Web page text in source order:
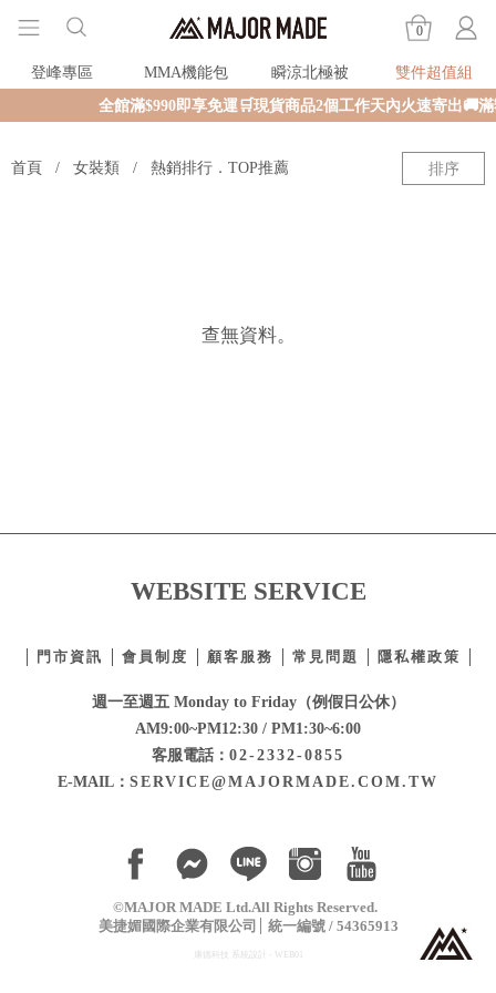
0
登峰專區 MMA機能包 瞬涼北極被
雙件超值組
全館滿$990即享免運🛒現貨商品2個工作天內火速寄出🚚
首頁 女裝類 熱銷排行．TOP推薦 排序
查無資料。
WEBSITE SERVICE
門市資訊 會員制度 顧客服務 常見問題 隱私權政策
週一至週五 Monday to Friday（例假日公休）
AM9:00~PM12:30 / PM1:30~6:00
客服電話： 02-2332-0855
E-MAIL： SERVICE@MAJORMADE.COM.TW
©MAJOR MADE Ltd.All Rights Reserved.
美捷媚國際企業有限公司
統一編號 / 54365913
康德科技 系統設計 - WEB01